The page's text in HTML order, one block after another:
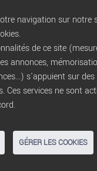
Publicité
Conditions d’Utilisation
Privacy Policy
Blogtrocbuy
Plan du site
navigation sur notre
de ce site
annonces,
s'appuient sur
Ces services ne sont
GÉRER LES COOKIES